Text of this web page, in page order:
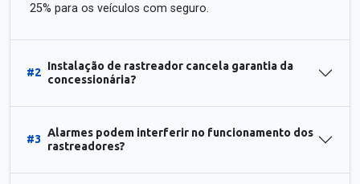
25% para os veículos com seguro.
#2
Instalação de rastreador cancela garantia da
concessionária?
#3
Alarmes podem interferir no funcionamento dos
rastreadores?